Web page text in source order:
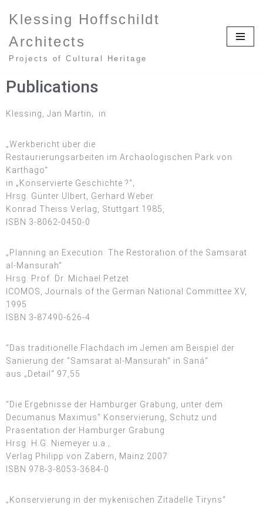
Inhalt
springen
Klessing Hoffschildt
Architects
Projects of Cultural Heritage
Publications
Klessing, Jan Martin; in
„Werkbericht über die
Restaurierungsarbeiten im Archäologischen Park von
Karthago“
in „Konservierte Geschichte ?“;
Hrsg. Günter Ulbert, Gerhard Weber
Konrad Theiss Verlag, Stuttgart 1985,
ISBN 3-8062-0450-0
„Planning an Execution: The Restoration of the Samsarat
al-Mansurah“
Hrsg. Prof. Dr. Michael Petzet
ICOMOS, Journals of the German National Committee XV,
1995
ISBN 3-87490-626-4
“Das traditionelle Flachdach im Jemen am Beispiel der
Sanierung der “Samsarat al-Mansurah“ in Saná“
aus „Detail“ 97,55
“Die Ergebnisse der Hamburger Grabung, unter dem
Decumanus Maximus“ Konservierung, Schutz und
Präsentation der Hamburger Grabung
Hrsg. H.G. Niemeyer u.a.;
Verlag Philipp von Zabern, Mainz 2007
ISBN 978-3-8053-3684-0
„Konservierung in der mykenischen Zitadelle Tiryns“